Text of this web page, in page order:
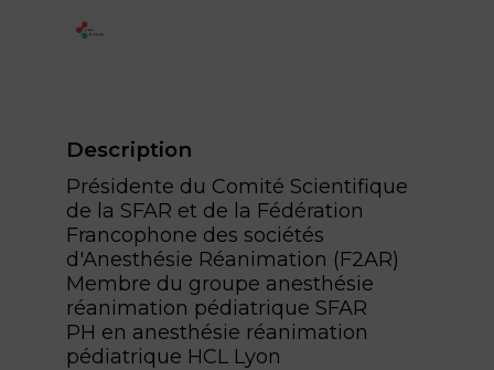
Description
Présidente du Comité Scientifique
de la SFAR et de la Fédération
Francophone des sociétés
d'Anesthésie Réanimation (F2AR)
Membre du groupe anesthésie
réanimation pédiatrique SFAR
PH en anesthésie réanimation
pédiatrique HCL Lyon